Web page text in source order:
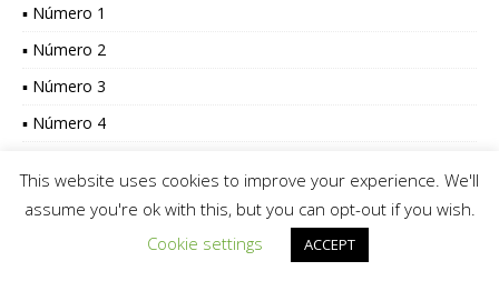
▪ Número 1
▪ Número 2
▪ Número 3
▪ Número 4
This website uses cookies to improve your experience. We'll
assume you're ok with this, but you can opt-out if you wish.
Cookie settings
ACCEPT